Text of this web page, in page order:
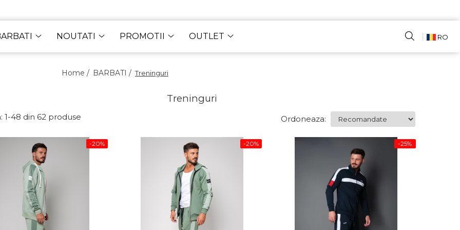
NOUTATI PROMOTII OUTLET RO
Home / BARBATI / Treninguri
Treninguri
1-48 din 62 produse Ordoneaza:
-20% -20% -25%